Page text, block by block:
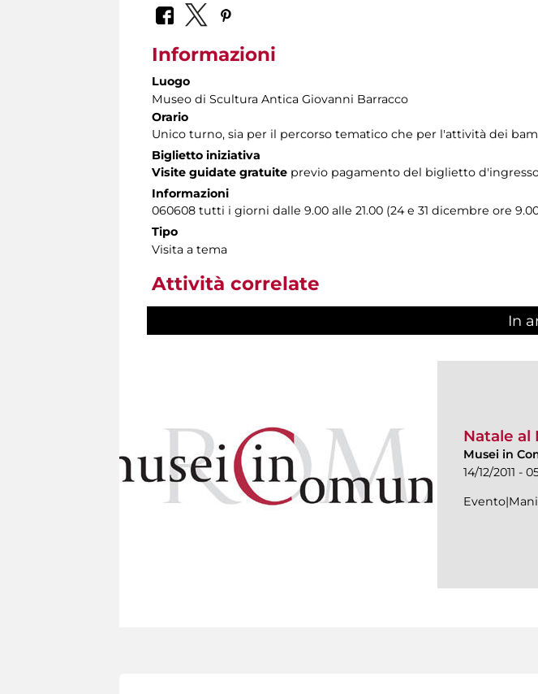
Informazioni
Luogo
Museo di Scultura Antica Giovanni Barracco
Orario
Unico turno, sia per il percorso tematico che per l'attività dei
Biglietto iniziativa
Visite guidate gratuite previo pagamento del biglietto
Informazioni
060608 tutti i giorni dalle 9.00 alle 21.00 (24 e 31 dicembre ore
Tipo
Visita a tema
Attività correlate
In
Natale al
Musei in
14/12/2011 -